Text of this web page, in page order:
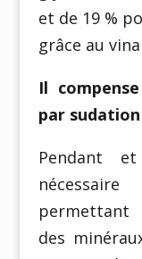
et de 19 %
grâce au
Il
par sudation
Pendant
permettant
des